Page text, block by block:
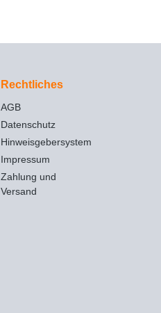
Rechtliches
AGB
Datenschutz
Hinweisgebersystem
Impressum
Zahlung und
Versand